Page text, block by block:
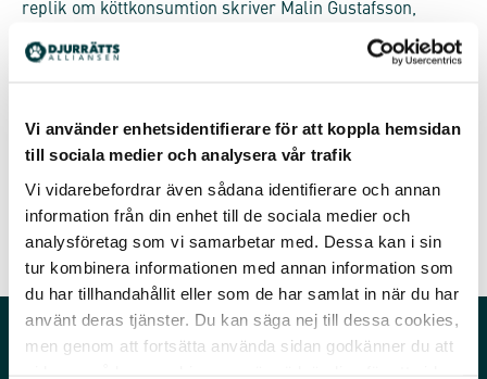
Vi använder enhetsidentifierare för att koppla hemsidan
till sociala medier och analysera vår trafik
Vi vidarebefordrar även sådana identifierare och annan
information från din enhet till de sociala medier och
analysföretag som vi samarbetar med. Dessa kan i sin
tur kombinera informationen med annan information som
du har tillhandahållit eller som de har samlat in när du har
använt deras tjänster. Du kan säga nej till dessa cookies,
men genom att fortsätta använda sidan godkänner du att
replik om köttkonsumtion skriver Malin Gustafsson,
”En del bönder berättar om hur jobbigt och svårt att det
har ingen rätt att döda andra djur bara för att vi kan. Eller
för att nuvarande lagstiftning tillåter det.”